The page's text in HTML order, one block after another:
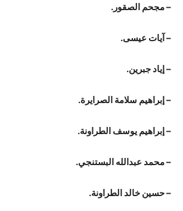
– مجحم الصقور.
– آيات عيسى.
– إياد جبرين.
– إبراهيم سلامة الصرايرة.
– إبراهيم يوسف الطراونة.
– محمد عبدالله البستنجي.
– حسين خالد الطراونة.